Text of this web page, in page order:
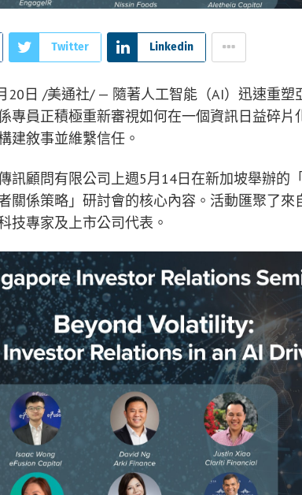
Twitter Linkedin
20日 /美通社/ — 隨著人工智能（AI）迅速重塑
專員正積極重新審視如何在一個資訊日益碎片
建敘事並維繫信任。
訊顧問有限公司上週5月14日在新加坡舉辦的
關係策略」研討會的核心內容。活動匯聚了來
技專家及上市公司代表。